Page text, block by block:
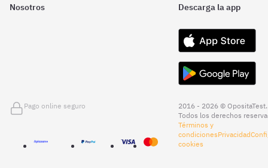
Nosotros Descarga la app
Pago online seguro
2016 - 2026 © OpositaTest.
Todos los derechos
Términos y
condicionesPrivacidad
cookies